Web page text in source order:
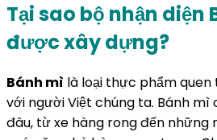
Tại sao bộ nhận diện
được xây dựng?
Bánh mì là loại thực phẩm quen
với người Việt chúng ta. Bánh
đâu, từ xe hàng rong đến những